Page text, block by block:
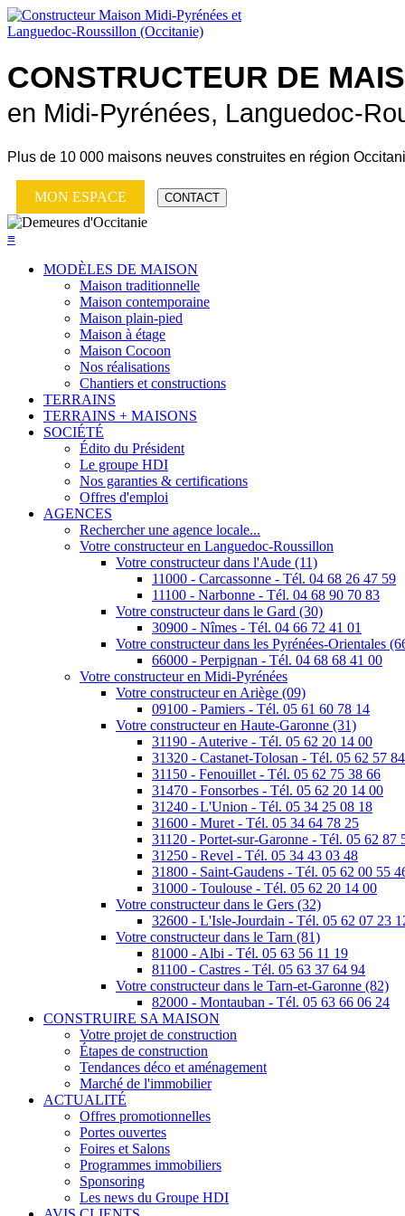
CONSTRUCTEUR DE
en Midi-Pyrénées, Languedoc-
Plus de 10 000 maisons neuves construites en région
MON ESPACE CONTACT
≡
MODÈLES DE MAISON
Maison traditionnelle
Maison contemporaine
Maison plain-pied
Maison à étage
Maison Cocoon
Nos réalisations
Chantiers et constructions
TERRAINS
TERRAINS + MAISONS
SOCIÉTÉ
Édito du Président
Le groupe HDI
Nos garanties & certifications
Offres d'emploi
AGENCES
Rechercher une agence locale...
Votre constructeur en Languedoc-Roussillon
Votre constructeur dans l'Aude (11)
11000 - Carcassonne - Tél. 04 68 26 47 59
11100 - Narbonne - Tél. 04 68 90 70 83
Votre constructeur dans le Gard (30)
30900 - Nîmes - Tél. 04 66 72 41 01
Votre constructeur dans les Pyrénées-Orientales
66000 - Perpignan - Tél. 04 68 68 41 00
Votre constructeur en Midi-Pyrénées
Votre constructeur en Ariège (09)
09100 - Pamiers - Tél. 05 61 60 78 14
Votre constructeur en Haute-Garonne (31)
31190 - Auterive - Tél. 05 62 20 14 00
31320 - Castanet-Tolosan - Tél. 05 62 57
31150 - Fenouillet - Tél. 05 62 75 38 66
31470 - Fonsorbes - Tél. 05 62 20 14 00
31240 - L'Union - Tél. 05 34 25 08 18
31600 - Muret - Tél. 05 34 64 78 25
31120 - Portet-sur-Garonne - Tél. 05 62 87
31250 - Revel - Tél. 05 34 43 03 48
31800 - Saint-Gaudens - Tél. 05 62 00 55
31000 - Toulouse - Tél. 05 62 20 14 00
Votre constructeur dans le Gers (32)
32600 - L'Isle-Jourdain - Tél. 05 62 07 23
Votre constructeur dans le Tarn (81)
81000 - Albi - Tél. 05 63 56 11 19
81100 - Castres - Tél. 05 63 37 64 94
Votre constructeur dans le Tarn-et-Garonne (82)
82000 - Montauban - Tél. 05 63 66 06 24
CONSTRUIRE SA MAISON
Votre projet de construction
Étapes de construction
Tendances déco et aménagement
Marché de l'immobilier
ACTUALITÉ
Offres promotionnelles
Portes ouvertes
Foires et Salons
Programmes immobiliers
Sponsoring
Les news du Groupe HDI